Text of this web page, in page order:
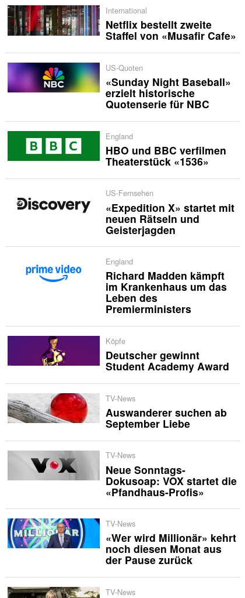
International
Netflix bestellt zweite
Staffel von «Musafir Cafe»
US-Quoten
«Sunday Night Baseball»
erzielt historische
Quotenserie für NBC
England
HBO und BBC verfilmen
Theaterstück «1536»
US-Fernsehen
«Expedition X» startet mit
neuen Rätseln und
Geisterjagden
England
Richard Madden kämpft
im Krankenhaus um das
Leben des
Premierministers
Köpfe
Deutscher gewinnt
Student Academy Award
TV-News
Auswanderer suchen ab
September Liebe
TV-News
Neue Sonntags-
Dokusoap: VOX startet die
«Pfandhaus-Profis»
TV-News
«Wer wird Millionär» kehrt
noch diesen Monat aus
der Pause zurück
TV-News